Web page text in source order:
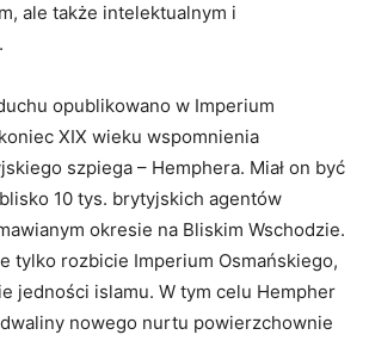
ale także intelektualnym i
opublikowano w Imperium
XIX wieku wspomnienia
szpiega – Hemphera. Miał on być
10 tys. brytyjskich agentów
okresie na Bliskim Wschodzie.
tylko rozbicie Imperium Osmańskiego,
jedności islamu. W tym celu Hempher
nowego nurtu powierzchownie